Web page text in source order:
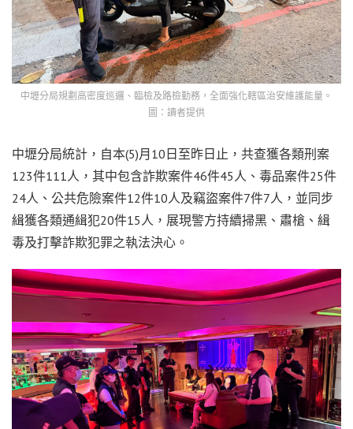
中壢分局規劃高密度巡邏、臨檢及路檢勤務，全面強化轄區治安維護能量。
圖：讀者提供
中壢分局統計，自本(5)月10日至昨日止，共查獲各類刑案
123件111人，其中包含詐欺案件46件45人、毒品案件25件
24人、公共危險案件12件10人及竊盜案件7件7人，並同步
緝獲各類通緝犯20件15人，展現警方持續掃黑、肅槍、緝
毒及打擊詐欺犯罪之執法決心。